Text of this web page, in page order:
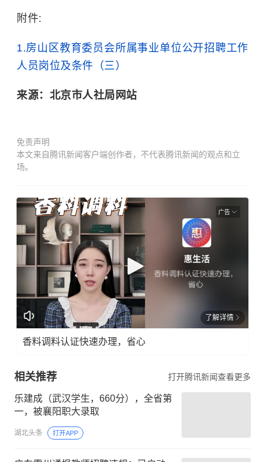
附件:
1.房山区教育委员会所属事业单位公开招聘工作
人员岗位及条件（三）
来源：北京市人社局网站
免责声明
本文来自腾讯新闻客户端创作者，不代表腾讯新闻的观点和立
场。
广告
了解详情
香料调料认证快速办理，省心
相关推荐 打开腾讯新闻查看更多
乐建成（武汉学生，660分），全省第
一，被襄阳职大录取
湖北头条 打开APP